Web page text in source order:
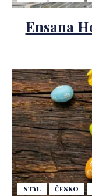
STYL ČESKO